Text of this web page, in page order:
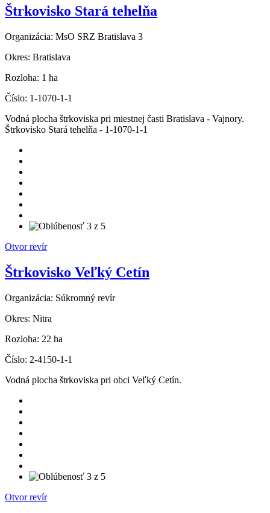
Štrkovisko Stará tehelňa
Organizácia: MsO SRZ Bratislava 3
Okres: Bratislava
Rozloha: 1 ha
Číslo: 1-1070-1-1
Vodná plocha štrkoviska pri miestnej časti Bratislava - Vajnory.
Štrkovisko Stará tehelňa - 1-1070-1-1
Otvor revír
Štrkovisko Veľký Cetín
Organizácia: Súkromný revír
Okres: Nitra
Rozloha: 22 ha
Číslo: 2-4150-1-1
Vodná plocha štrkoviska pri obci Veľký Cetín.
Otvor revír